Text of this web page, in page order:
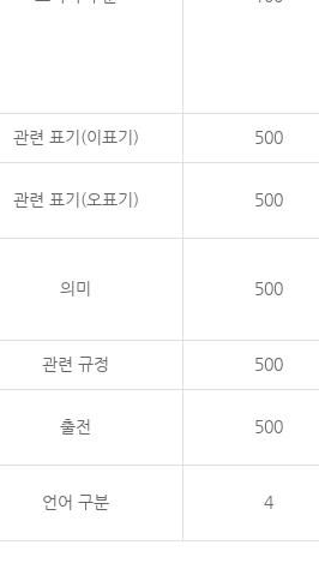
관련 표기(이표기) 500
관련 표기(오표기) 500
의미 500
관련 규정 500
출전 500
언어 구분 4